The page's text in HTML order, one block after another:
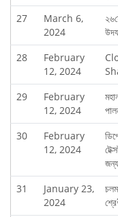
27
March 6,
2024
28
February
12, 2024
29
February
12, 2024
30
February
12, 2024
31
January 23,
2024